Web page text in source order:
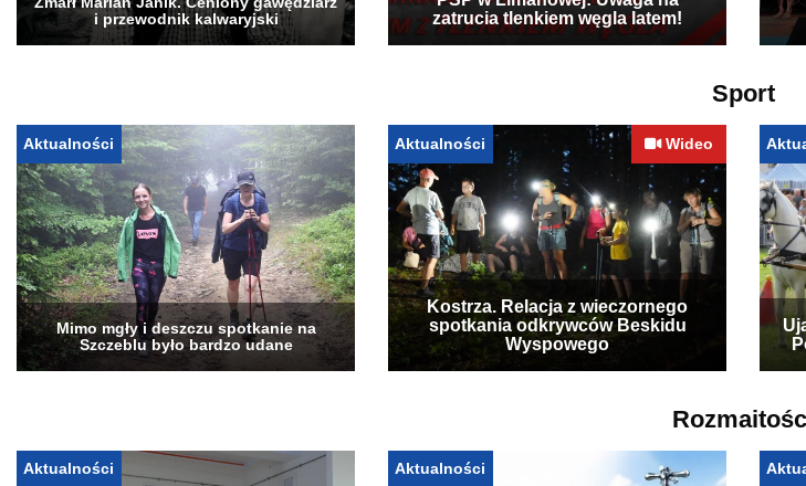
Zmarł Marian Janik. Ceniony gawędziarz
i przewodnik kalwaryjski
PSP w Limanowej: Uwaga na
zatrucia tlenkiem węgla latem!
Sport
Aktualności
Mimo mgły i deszczu spotkanie na
Szczeblu było bardzo udane
Aktualności Wideo
Kostrza. Relacja z wieczornego
spotkania odkrywców Beskidu
Wyspowego
Aktualności Aktualności